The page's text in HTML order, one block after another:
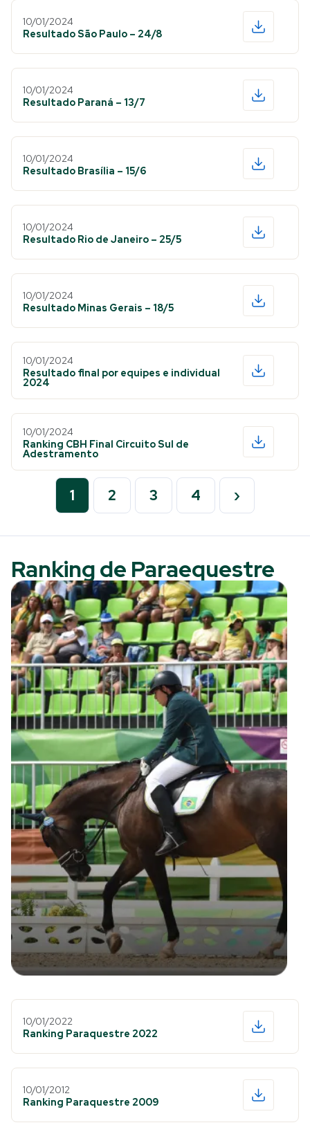
10/01/2024
Resultado São Paulo – 24/8
10/01/2024
Resultado Paraná – 13/7
10/01/2024
Resultado Brasília – 15/6
10/01/2024
Resultado Rio de Janeiro – 25/5
10/01/2024
Resultado Minas Gerais – 18/5
10/01/2024
Resultado final por equipes e individual
2024
10/01/2024
Ranking CBH Final Circuito Sul de
Adestramento
1 2 3 4 ›
Ranking de Paraequestre
10/01/2022
Ranking Paraquestre 2022
10/01/2012
Ranking Paraquestre 2009